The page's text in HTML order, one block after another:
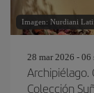
Imagen: Nurdiani
28 mar 2026 - 06
Archipiélago.
Colección